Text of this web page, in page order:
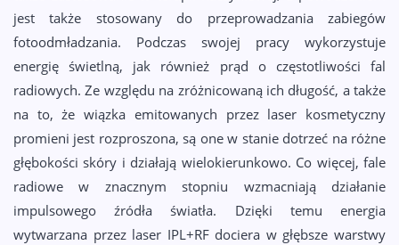
jest także stosowany do przeprowadzania zabiegów
fotoodmładzania. Podczas swojej pracy wykorzystuje
energię świetlną, jak również prąd o częstotliwości fal
radiowych. Ze względu na zróżnicowaną ich długość, a także
na to, że wiązka emitowanych przez laser kosmetyczny
promieni jest rozproszona, są one w stanie dotrzeć na różne
głębokości skóry i działają wielokierunkowo. Co więcej, fale
radiowe w znacznym stopniu wzmacniają działanie
impulsowego źródła światła. Dzięki temu energia
wytwarzana przez laser IPL+RF dociera w głębsze warstwy